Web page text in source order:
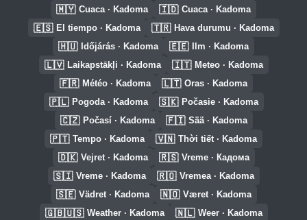
🇲🇾 Cuaca · Kadoma 🇮🇩 Cuaca · Kadoma
🇪🇸 El tiempo · Kadoma 🇹🇷 Hava durumu · Kadoma
🇭🇺 Időjárás · Kadoma 🇪🇪 Ilm · Kadoma
🇱🇻 Laikapstākļi · Kadoma 🇮🇹 Meteo · Kadoma
🇫🇷 Météo · Kadoma 🇱🇹 Oras · Kadoma
🇵🇱 Pogoda · Kadoma 🇸🇰 Počasie · Kadoma
🇨🇿 Počasí · Kadoma 🇫🇮 Sää · Kadoma
🇵🇹 Tempo · Kadoma 🇻🇳 Thời tiết · Kadoma
🇩🇰 Vejret · Kadoma 🇷🇸 Vreme · Кадома
🇸🇮 Vreme · Kadoma 🇷🇴 Vremea · Kadoma
🇸🇪 Vädret · Kadoma 🇳🇴 Været · Kadoma
🇬🇧🇺🇸 Weather · Kadoma 🇳🇱 Weer · Kadoma